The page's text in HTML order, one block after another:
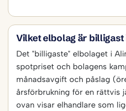
Vilket elbolag är billigast
Det "billigaste" elbolaget i
spotpriset och bolagens
månadsavgift och påslag
årsförbrukning för en rättvis
ovan visar elhandlare som